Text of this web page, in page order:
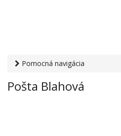
Pomocná navigácia
služby› Pošty › Pošta Blahová
Pošta Blahová